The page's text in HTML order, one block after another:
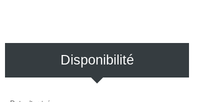
Disponibilité